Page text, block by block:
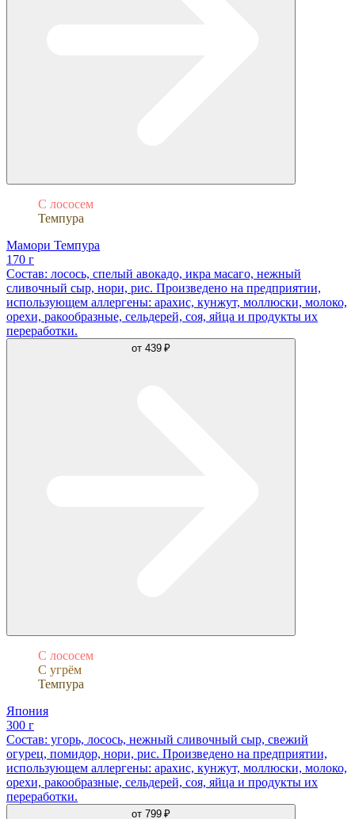
С лососем
Темпура
Мамори Темпура
170 г
Состав: лосось, спелый авокадо, икра масаго, нежный
сливочный сыр, нори, рис. Произведено на предприятии,
использующем аллергены: арахис, кунжут, моллюски, молоко,
орехи, ракообразные, сельдерей, соя, яйца и продукты их
переработки.
от 439 ₽
С лососем
С угрём
Темпура
Япония
300 г
Состав: угорь, лосось, нежный сливочный сыр, свежий
огурец, помидор, нори, рис. Произведено на предприятии,
использующем аллергены: арахис, кунжут, моллюски, молоко,
орехи, ракообразные, сельдерей, соя, яйца и продукты их
переработки.
от 799 ₽